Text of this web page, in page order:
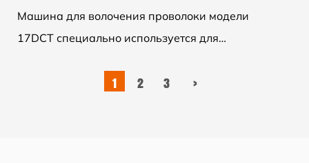
Машина для волочения проволоки модели
17DCT специально используется для
включает в себя отводящую стойку, волочи...
1 2 3 ›